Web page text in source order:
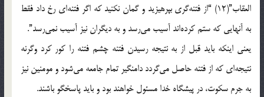
العقاب”(12) “از فتنه‌گرى بپرهيزيد و گمان نکنيد که اگر فتنه‌اى رخ داد فقط
به آنهايى که ستم کرده‌اند آسيب مى‌رسد و به ديگران نيز آسيب نمى‌رسد”.
يعنى اينکه بايد قبل از به نتيجه رسيدن فتنه چشم فتنه را کور کرد وگرنه
نتيجه‌اى که از فتنه حاصل مى‌گردد دامنگير تمام جامعه مى‌شود و مومنين نيز
به جرم سکوت، در پيشگاه خدا مسئول خواهند بود و بايد پاسخگو باشند.